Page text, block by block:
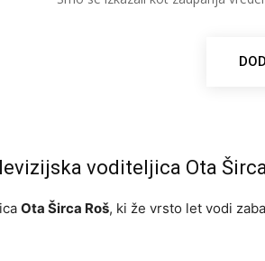
voditeljica Ota
Ota Širca Roš, ki že vrsto let vodi